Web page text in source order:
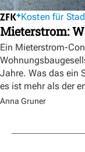
Kosten für
Mieterstrom:
Ein Mieterstrom-
Jahre. Was das ein
es ist mehr als der
Anna Gruner